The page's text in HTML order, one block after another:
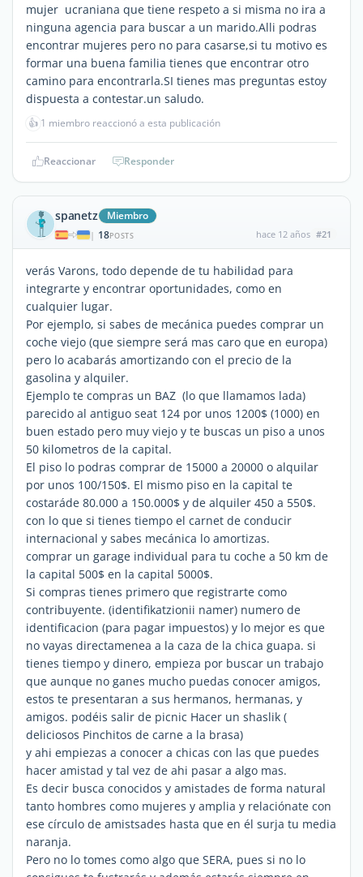
mujer ucraniana que tiene respeto a si misma no ira a
ninguna agencia para buscar a un marido.Alli podras
encontrar mujeres pero no para casarse,si tu motivo es
formar una buena familia tienes que encontrar otro
camino para encontrarla.SI tienes mas preguntas estoy
dispuesta a contestar.un saludo.
👍 1 miembro reaccionó a esta publicación
Reaccionar Responder
spanetz Miembro
| 18POSTS hace 12 años #21
verás Varons, todo depende de tu habilidad para
integrarte y encontrar oportunidades, como en
cualquier lugar.
Por ejemplo, si sabes de mecánica puedes comprar un
coche viejo (que siempre será mas caro que en europa)
pero lo acabarás amortizando con el precio de la
gasolina y alquiler.
Ejemplo te compras un BAZ (lo que llamamos lada)
parecido al antiguo seat 124 por unos 1200$ (1000) en
buen estado pero muy viejo y te buscas un piso a unos
50 kilometros de la capital.
El piso lo podras comprar de 15000 a 20000 o alquilar
por unos 100/150$. El mismo piso en la capital te
costaráde 80.000 a 150.000$ y de alquiler 450 a 550$.
con lo que si tienes tiempo el carnet de conducir
internacional y sabes mecánica lo amortizas.
comprar un garage individual para tu coche a 50 km de
la capital 500$ en la capital 5000$.
Si compras tienes primero que registrarte como
contribuyente. (identifikatzionii namer) numero de
identificacion (para pagar impuestos) y lo mejor es que
no vayas directamenea a la caza de la chica guapa. si
tienes tiempo y dinero, empieza por buscar un trabajo
que aunque no ganes mucho puedas conocer amigos,
estos te presentaran a sus hermanos, hermanas, y
amigos. podéis salir de picnic Hacer un shaslik (
deliciosos Pinchitos de carne a la brasa)
y ahi empiezas a conocer a chicas con las que puedes
hacer amistad y tal vez de ahi pasar a algo mas.
Es decir busca conocidos y amistades de forma natural
tanto hombres como mujeres y amplia y relaciónate con
ese círculo de amistsades hasta que en él surja tu media
naranja.
Pero no lo tomes como algo que SERA, pues si no lo